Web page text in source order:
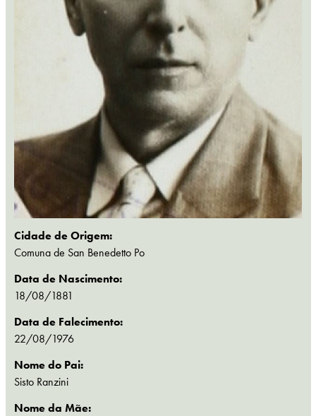
Cidade de Origem:
Comuna de San Benedetto Po
Data de Nascimento:
18/08/1881
Data de Falecimento:
22/08/1976
Nome do Pai:
Sisto Ranzini
Nome da Mãe: